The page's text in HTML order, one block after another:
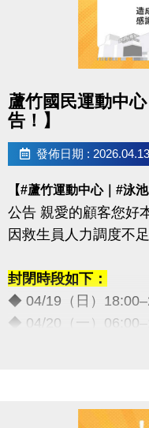
蘆竹國民運動中
告！】
發佈日期 : 2026.04.13
【#蘆竹運動中心｜#泳
公告 親愛的顧客您好
因救生員人力調度不
封閉時段如下：
◆ 04/19（日）
◆ 04/20（一）
造成不便敬請見諒，